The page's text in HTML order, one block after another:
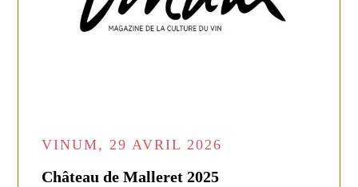
VINUM, 29 AVRIL 2026
Château de Malleret 2025